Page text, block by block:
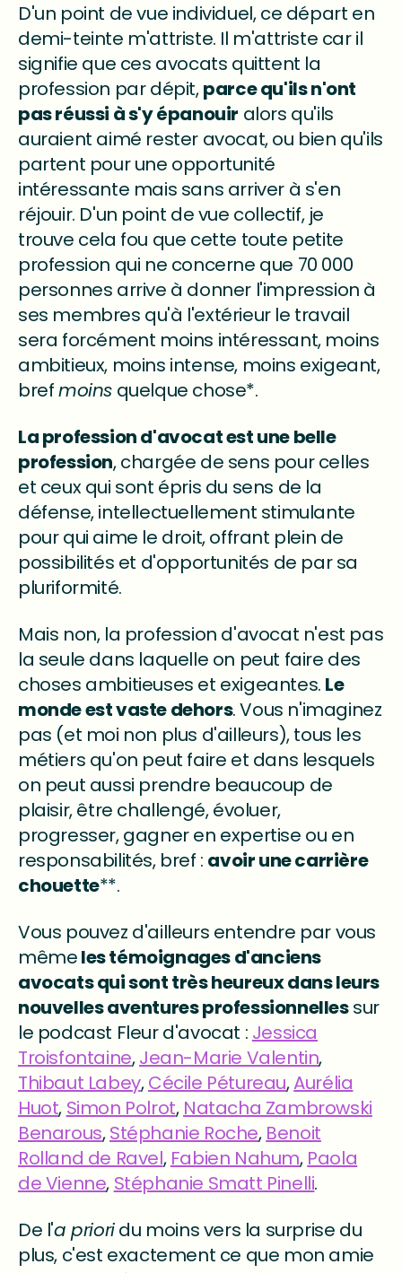
D'un point de vue individuel, ce départ en
demi-teinte m'attriste. Il m'attriste car il
signifie que ces avocats quittent la
profession par dépit,parce qu'ils n'ont
pas réussi à s'y épanouir alors qu'ils
auraient aimé rester avocat, ou bien qu'ils
partent pour une opportunité
intéressante mais sans arriver à s'en
réjouir. D'un point de vue collectif, je
trouve cela fou que cette toute petite
profession qui ne concerne que 70 000
personnes arrive à donner l'impression à
ses membres qu'à l'extérieur le travail
sera forcément moins intéressant, moins
ambitieux, moins intense, moins exigeant,
brefmoins quelque chose*.
La profession d'avocat est une belle
profession, chargée de sens pour celles
et ceux qui sont épris du sens de la
défense, intellectuellement stimulante
pour qui aime le droit, offrant plein de
possibilités et d'opportunités de par sa
pluriformité.
Mais non, la profession d'avocat n'est pas
la seule dans laquelle on peut faire des
choses ambitieuses et exigeantes. Le
monde est vaste dehors. Vous n'imaginez
pas (et moi non plus d'ailleurs), tous les
métiers qu'on peut faire et dans lesquels
on peut aussi prendre beaucoup de
plaisir, être challengé, évoluer,
progresser, gagner en expertise ou en
responsabilités, bref : avoir une carrière
chouette**.
Vous pouvez d'ailleurs entendre par vous
mêmeles témoignages d'anciens
avocats qui sont très heureux dans leurs
nouvelles aventures professionnellessur
le podcast Fleur d'avocat : Jessica
Troisfontaine,Jean-Marie Valentin,
Thibaut Labey,Cécile Pétureau,Aurélia
Huot, Simon Polrot, Natacha Zambrowski
Benarous,Stéphanie Roche, Benoit
Rolland de Ravel, Fabien Nahum, Paola
de Vienne, Stéphanie Smatt Pinelli.
De l'a prioridu moins vers la surprise du
plus, c'est exactement ce que mon amie